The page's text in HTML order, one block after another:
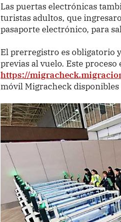
Las puertas electrónicas
turistas adultos, que
pasaporte electrónico, para
El prerregistro es obligatorio
previas al vuelo. Este
https://
móvil Migracheck disponibles